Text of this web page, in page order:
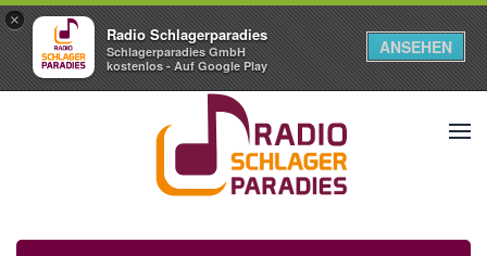
×
Radio Schlagerparadies
Schlagerparadies GmbH
kostenlos - Auf Google Play
ANSEHEN